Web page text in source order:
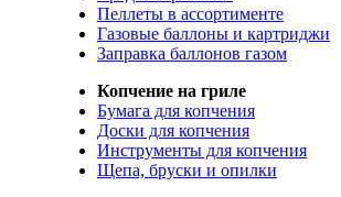
Пеллеты в ассортименте
Газовые баллоны и картриджи
Заправка баллонов газом
Копчение на гриле
Бумага для копчения
Доски для копчения
Инструменты для копчения
Щепа, бруски и опилки